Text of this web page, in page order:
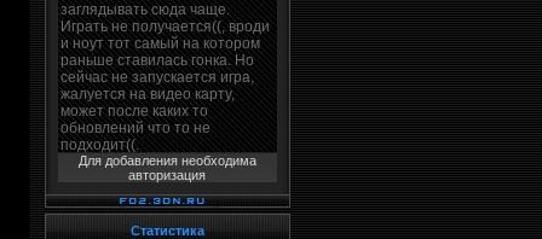
Для добавления необходима
авторизация
Статистика